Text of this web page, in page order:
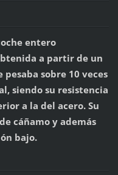
entero
a partir de un
sobre 10 veces
siendo su resistencia
a la del acero. Su
cáñamo y además
bajo.